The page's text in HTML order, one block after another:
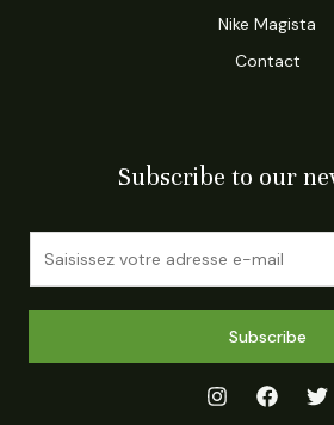
Nike Magista
Contact
Subscribe to our
Subscribe